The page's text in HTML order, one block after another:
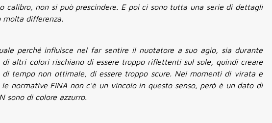
calibro, non si può prescindere. E poi ci sono tutta una serie di dettagli
molta differenza.
perché influisce nel far sentire il nuotatore a suo agio, sia durante
altri colori rischiano di essere troppo riflettenti sul sole, quindi creare
tempo non ottimale, di essere troppo scure. Nei momenti di virata e
normative FINA non c'è un vincolo in questo senso, però è un dato di
sono di colore azzurro.